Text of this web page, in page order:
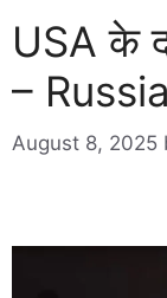
USA के
–
August 8, 2025